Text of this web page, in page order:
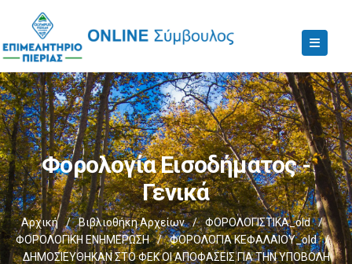
Φορολογία Εισοδήματος -
Γενικά
Αρχική / Βιβλιοθήκη Αρχείων / ΦΟΡΟΛΟΓΙΣΤΙΚΑ_old
/
ΦΟΡΟΛΟΓΙΚΗ ΕΝΗΜΕΡΩΣΗ
/ ΦΟΡΟΛΟΓΙΑ ΚΕΦΑΛΑΙΟΥ_old
/
ΔΗΜΟΣΙΕΥΘΗΚΑΝ ΣΤΟ ΦΕΚ ΟΙ ΑΠΟΦΑΣΕΙΣ ΓΙΑ ΤΗΝ ΥΠΟΒΟΛΗ